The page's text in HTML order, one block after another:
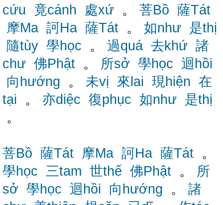
cứu
竟cánh 處xứ 。 菩Bồ 薩Tát
摩Ma 訶Ha 薩Tát 。 如như 是thị
隨tùy 學học 。 過quá 去khứ 諸
chư 佛Phật 。 所sở 學học 迴hồi
向hướng 。 未vị 來lai 現hiện 在
tại 。 亦diệc 復phục 如như 是thị
。
菩Bồ 薩Tát 摩Ma 訶Ha 薩Tát 。
學học 三tam 世thế 佛Phật 。 所
sở 學học 迴hồi 向hướng 。 諸